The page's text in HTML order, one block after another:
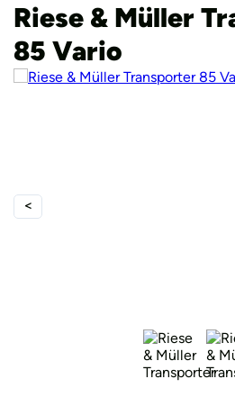
Riese & Müller
85 Vario